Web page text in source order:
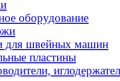
оборудование
для швейных машин
пластины